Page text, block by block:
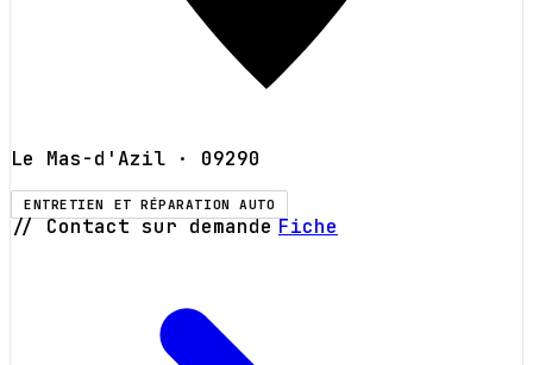
Le Mas-d'Azil · 09290
ENTRETIEN ET RÉPARATION AUTO
// Contact sur demande Fiche